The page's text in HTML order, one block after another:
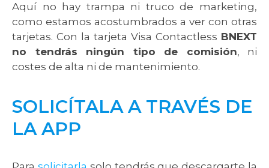
Aquí no hay trampa ni truco de marketing,
como estamos acostumbrados a ver con otras
tarjetas. Con la tarjeta Visa Contactless BNEXT
no tendrás ningún tipo de comisión, ni
costes de alta ni de mantenimiento.
SOLICÍTALA A TRAVÉS DE
LA APP